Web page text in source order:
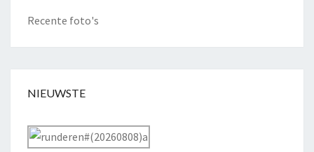
Recente foto's
NIEUWSTE